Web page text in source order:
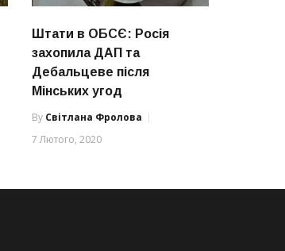
Штати в ОБСЄ: Росія
захопила ДАП та
Дебальцеве після
Мінських угод
By Світлана Фролова
7 Лютого, 2020